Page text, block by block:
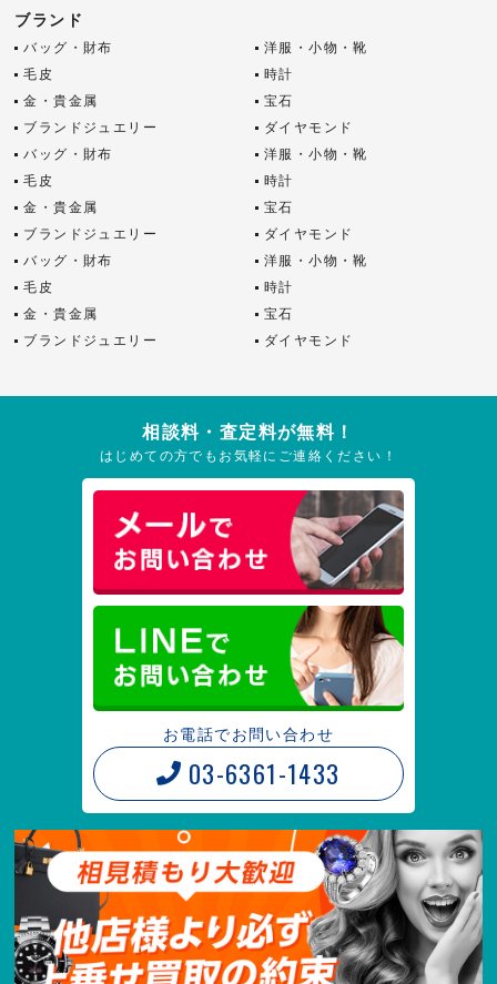
ブランド
バッグ・財布
洋服・小物・靴
毛皮
時計
金・貴金属
宝石
ブランドジュエリー
ダイヤモンド
バッグ・財布
洋服・小物・靴
毛皮
時計
金・貴金属
宝石
ブランドジュエリー
ダイヤモンド
バッグ・財布
洋服・小物・靴
毛皮
時計
金・貴金属
宝石
ブランドジュエリー
ダイヤモンド
相談料・査定料が無料！
はじめての方でもお気軽にご連絡ください！
お電話でお問い合わせ
03-6361-1433